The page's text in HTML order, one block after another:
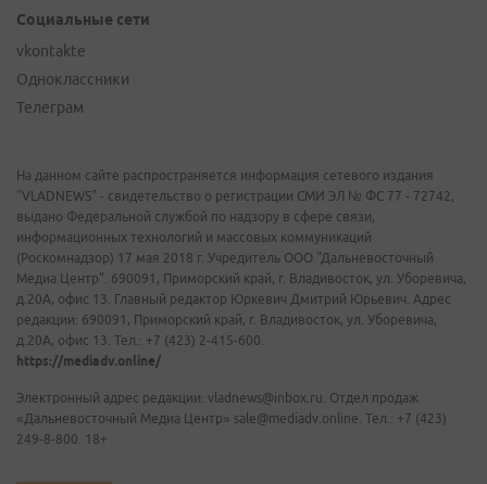
Социальные сети
vkontakte
Одноклассники
Телеграм
На данном сайте распространяется информация сетевого издания
"VLADNEWS" - свидетельство о регистрации СМИ ЭЛ № ФС 77 - 72742,
выдано Федеральной службой по надзору в сфере связи,
информационных технологий и массовых коммуникаций
(Роскомнадзор) 17 мая 2018 г. Учредитель ООО "Дальневосточный
Медиа Центр". 690091, Приморский край, г. Владивосток, ул. Уборевича,
д.20А, офис 13. Главный редактор Юркевич Дмитрий Юрьевич. Адрес
редакции: 690091, Приморский край, г. Владивосток, ул. Уборевича,
д.20А, офис 13. Тел.: +7 (423) 2-415-600.
https://mediadv.online/
Электронный адрес редакции: vladnews@inbox.ru. Отдел продаж
«Дальневосточный Медиа Центр» sale@mediadv.online. Тел.: +7 (423)
249-8-800. 18+